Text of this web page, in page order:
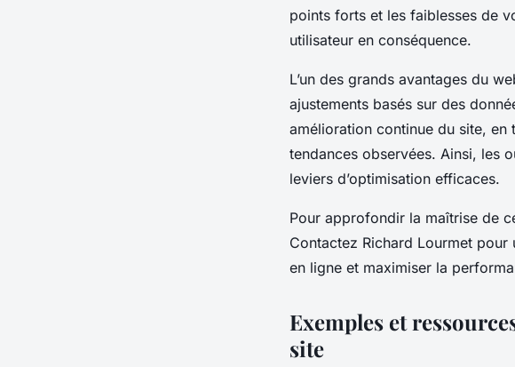
points forts et les faiblesses de
utilisateur en conséquence.
L’un des grands avantages du
ajustements basés sur des
amélioration continue du site, en
tendances observées. Ainsi, les
leviers d’optimisation efficaces.
Pour approfondir la maîtrise de
Contactez Richard Lourmet
en ligne et maximiser la
Exemples et
site